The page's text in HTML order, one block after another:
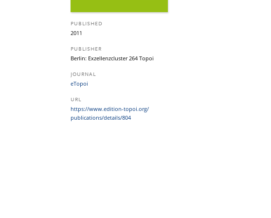
PUBLISHED
2011
PUBLISHER
Berlin: Exzellenzcluster 264 Topoi
JOURNAL
eTopoi
URL
https:/​/​www.edition-topoi.org/​
publications/​details/​804